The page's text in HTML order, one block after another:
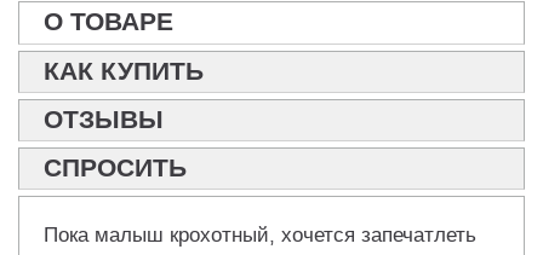
О ТОВАРЕ
КАК КУПИТЬ
ОТЗЫВЫ
СПРОСИТЬ
Пока малыш крохотный, хочется запечатлеть